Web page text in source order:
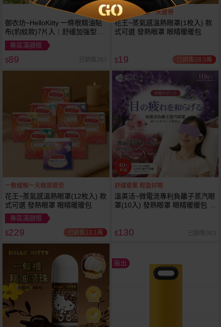
御衣坊~HelloKitty 一條根精油貼
布(豹紋款)7片入｜舒緩加強型．
親膚涼爽時尚貼
專區滿額贈
$89 已銷售267
安心呵護眼部一天疲勞
花王~蒸氣感溫熱眼罩(1枚入) 款
式可選 發熱眼罩 眼睛暖暖包
$19 已銷售28.3萬
一敷缓解一天眼部疲劳
花王~蒸氣感溫熱眼罩(12枚入) 款
式可選 發熱眼罩 眼睛暖暖包
專區滿額贈
$229 已銷售13.1萬
舒緩疲累 輕盈好眠
溫美活~微電流專利負離子蒸汽眼
罩(10入) 發熱眼罩 眼睛暖暖包 蒸
$130 已銷售363
廠出